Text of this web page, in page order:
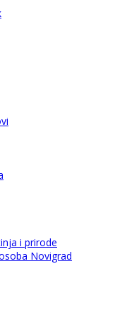
i prirode
Novigrad